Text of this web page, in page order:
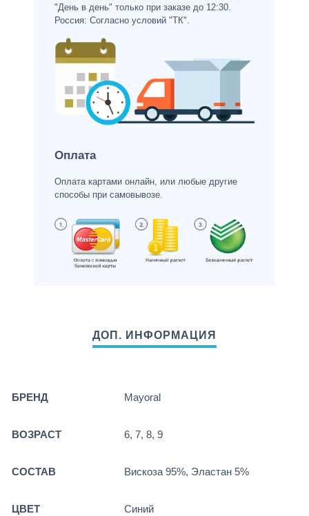
"День в день" только при заказе до 12:30.
Россия: Согласно условий "ТК".
Оплата
Оплата картами онлайн, или любые другие
способы при самовывозе.
БРЕНД Mayoral
ВОЗРАСТ 6, 7, 8, 9
СОСТАВ Вискоза 95%, Эластан 5%
ЦВЕТ Синий